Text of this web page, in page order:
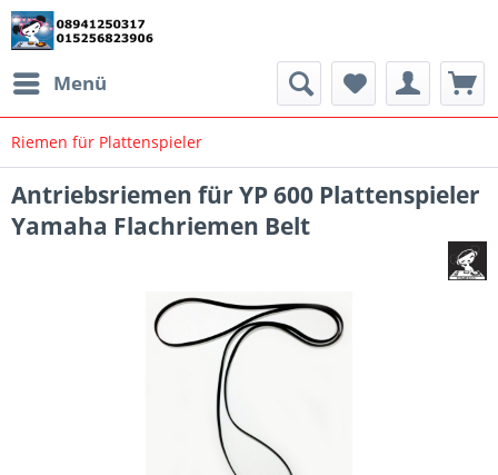
Menü
Riemen für Plattenspieler
Antriebsriemen für YP 600 Plattenspieler
Yamaha Flachriemen Belt